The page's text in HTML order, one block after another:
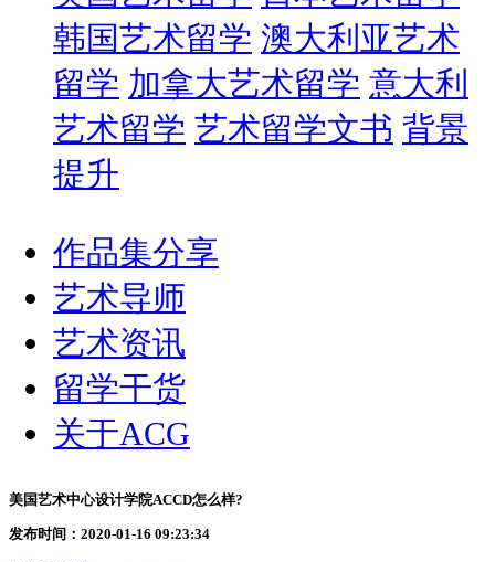
韩国艺术留学 澳大利亚艺术
留学 加拿大艺术留学 意大利
艺术留学 艺术留学文书 背景
提升
作品集分享
艺术导师
艺术资讯
留学干货
关于ACG
美国艺术中心设计学院ACCD怎么样?
发布时间：2020-01-16 09:23:34